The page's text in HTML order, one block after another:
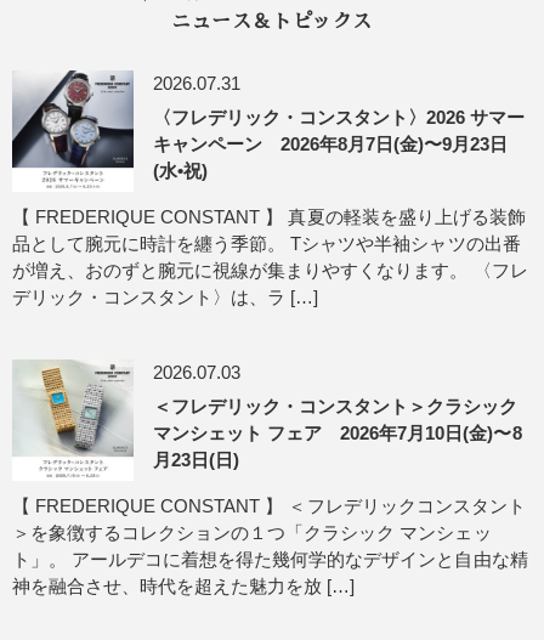
ニュース＆トピックス
2026.07.31
〈フレデリック・コンスタント〉2026 サマー
キャンペーン 2026年8月7日(金)〜9月23日
(水•祝)
【 FREDERIQUE CONSTANT 】 真夏の軽装を盛り上げる装飾
品として腕元に時計を纏う季節。 Tシャツや半袖シャツの出番
が増え、おのずと腕元に視線が集まりやすくなります。 〈フレ
デリック・コンスタント〉は、ラ […]
2026.07.03
＜フレデリック・コンスタント＞クラシック
マンシェット フェア 2026年7月10日(金)〜8
月23日(日)
【 FREDERIQUE CONSTANT 】 ＜フレデリックコンスタント
＞を象徴するコレクションの１つ「クラシック マンシェッ
ト」。 アールデコに着想を得た幾何学的なデザインと自由な精
神を融合させ、時代を超えた魅力を放 […]